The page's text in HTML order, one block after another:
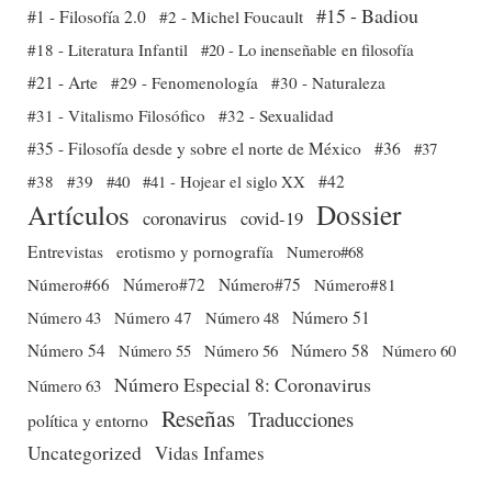
#1 - Filosofía 2.0 #2 - Michel Foucault #15 - Badiou
#18 - Literatura Infantil #20 - Lo inenseñable en filosofía
#21 - Arte #29 - Fenomenología
#30 - Naturaleza
#31 - Vitalismo Filosófico
#32 - Sexualidad
#35 - Filosofía desde y sobre el norte de México #36 #37
#38
#39 #40 #41 - Hojear el siglo XX #42
Artículos coronavirus covid-19 Dossier
Entrevistas erotismo y pornografía
Numero#68
Número#66
Número#72 Número#75
Número#81
Número 43 Número 47 Número 48 Número 51
Número 54 Número 55 Número 56 Número 58
Número 60
Número 63 Número Especial 8: Coronavirus
política y entorno Reseñas Traducciones
Uncategorized Vidas Infames